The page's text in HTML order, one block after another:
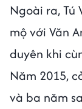
Ngoài ra, Tú
mộ với Văn
duyên khi
Năm 2015,
và ba năm